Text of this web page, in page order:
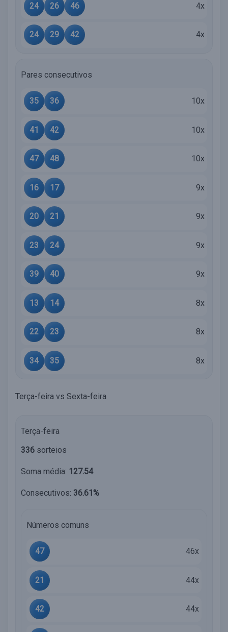
24 26 46 4x
24 29 42 4x
Pares consecutivos
35 36 10x
41 42 10x
47 48 10x
16 17 9x
20 21 9x
23 24 9x
39 40 9x
13 14 8x
22 23 8x
34 35 8x
Terça-feira vs Sexta-feira
Terça-feira
336 sorteios
Soma média: 127.54
Consecutivos: 36.61%
Números comuns
47 46x
21 44x
42 44x